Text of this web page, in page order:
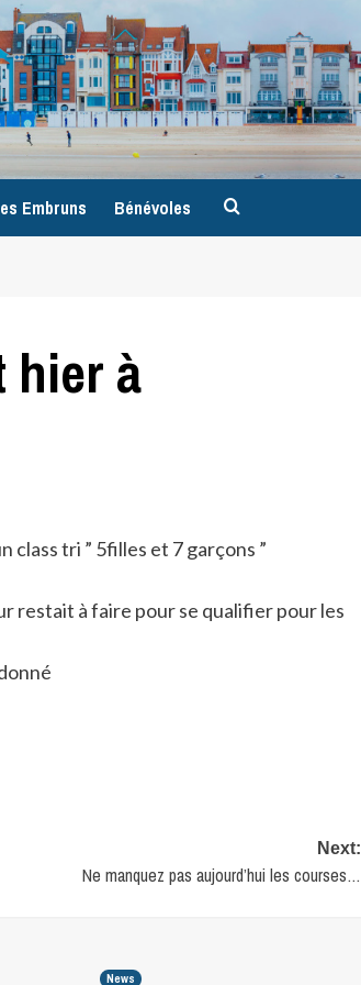
Embruns Bénévoles
hier à
class tri ” 5filles et 7 garçons ”
restait à faire pour se qualifier pour les
Next:
Ne manquez pas aujourd’hui les courses…
News